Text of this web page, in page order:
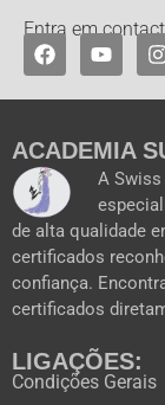
Entra em
F
a
e
o
o
k
Y
o
t
b
e
I
t
g
r
ACADEMIA
A
de alta qualidade
certificados
confiança.
certificados
LIGAÇÕES:
Condições Gerais